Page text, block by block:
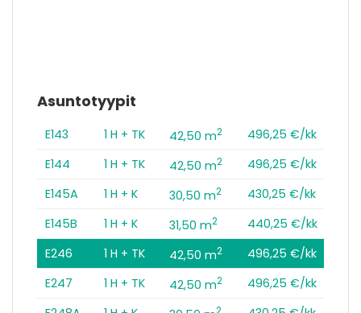
Asuntotyypit
E143 1 H + TK 42,50 m2
496,25 €/kk
E144
1 H + TK 42,50 m2
496,25 €/kk
E145A
1 H + K 30,50 m2
430,25 €/kk
E145B
1 H + K 31,50 m2
440,25 €/kk
E246
1 H + TK 42,50 m2
496,25 €/kk
E247
1 H + TK 42,50 m2
496,25 €/kk
2